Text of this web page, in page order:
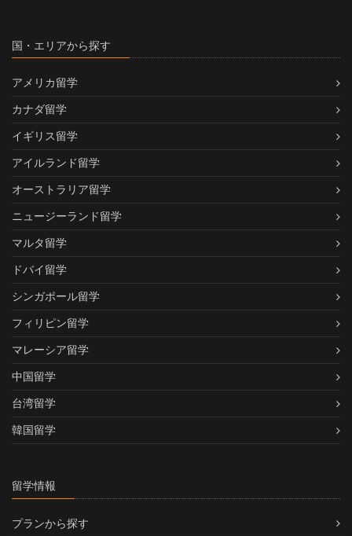
国・エリアから探す
アメリカ留学
カナダ留学
イギリス留学
アイルランド留学
オーストラリア留学
ニュージーランド留学
マルタ留学
ドバイ留学
シンガポール留学
フィリピン留学
マレーシア留学
中国留学
台湾留学
韓国留学
留学情報
プランから探す